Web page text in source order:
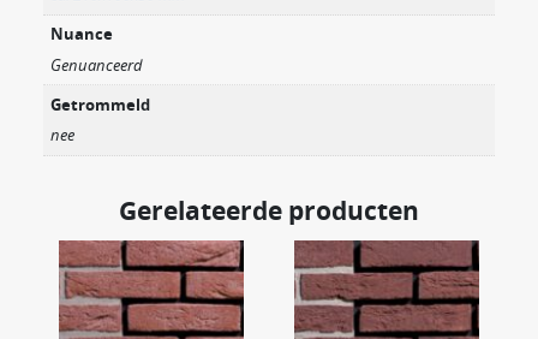
Nuance
Genuanceerd
Getrommeld
nee
Gerelateerde producten